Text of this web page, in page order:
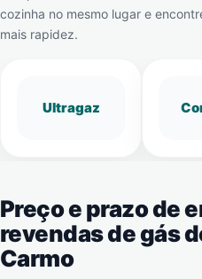
cozinha no mesmo lugar e
mais rapidez.
Ultragaz
Preço e prazo de
revendas de gás
Carmo